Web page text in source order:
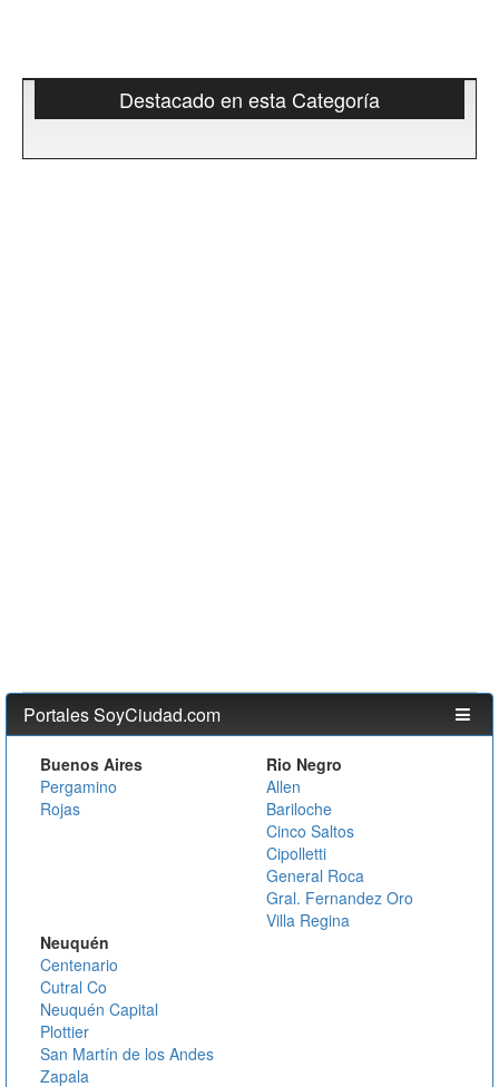
Destacado en esta Categoría
Portales SoyCiudad.com
Buenos Aires
Pergamino
Rojas
Rio Negro
Allen
Bariloche
Cinco Saltos
Cipolletti
General Roca
Gral. Fernandez Oro
Villa Regina
Neuquén
Centenario
Cutral Co
Neuquén Capital
Plottier
San Martín de los Andes
Zapala